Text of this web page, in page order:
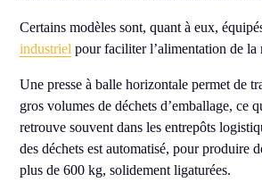
Certains modèles sont, quant à eux,
industriel pour faciliter l’alimentation de la
Une presse à balle horizontale permet de
gros volumes de déchets d’emballage, ce
retrouve souvent dans les entrepôts
des déchets est automatisé, pour produire
plus de 600 kg, solidement ligaturées.